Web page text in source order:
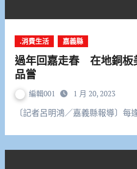
.消費生活 嘉義縣
過年回嘉走春 在地銅板
品嘗
編輯001 1 月 20, 2023
〔記者呂明鴻／嘉義縣報導〕